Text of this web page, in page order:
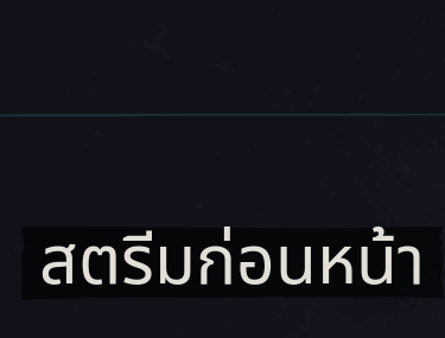
สตรีมก่อนหน้า